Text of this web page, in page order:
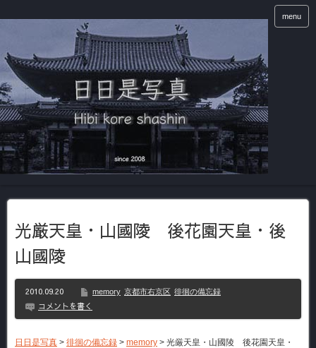
menu
光厳天皇・山國陵 後花園天皇・後
山國陵
2010.09.20 memory 京都市右京区 徘徊の備忘録
コメントを書く
日日是写真 > 徘徊の備忘録 > memory > 光厳天皇・山國陵 後花園天皇・